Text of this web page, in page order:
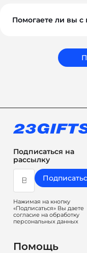
Помогаете ли вы
сувениры, а
Подписаться на
рассылку
Нажимая на кнопку
«Подписаться» Вы даете
согласие на обработку
персональных данных
Помощь